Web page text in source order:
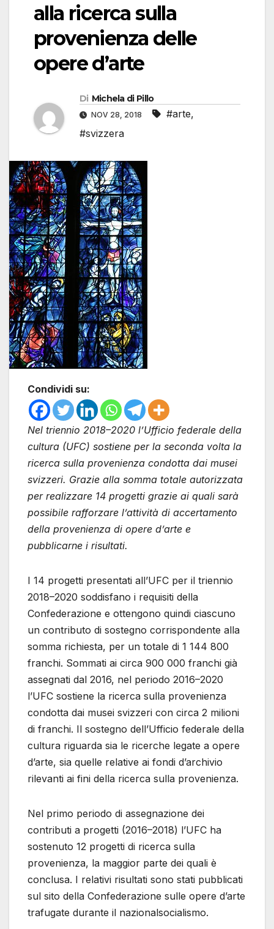
alla ricerca sulla
provenienza delle
opere d’arte
Di Michela di Pillo
NOV 28, 2018 #arte,
#svizzera
Condividi su:
Nel triennio 2018–2020 l’Ufficio federale della
cultura (UFC) sostiene per la seconda volta la
ricerca sulla provenienza condotta dai musei
svizzeri. Grazie alla somma totale autorizzata
per realizzare 14 progetti grazie ai quali sarà
possibile rafforzare l’attività di accertamento
della provenienza di opere d’arte e
pubblicarne i risultati.
I 14 progetti presentati all’UFC per il triennio
2018–2020 soddisfano i requisiti della
Confederazione e ottengono quindi ciascuno
un contributo di sostegno corrispondente alla
somma richiesta, per un totale di 1 144 800
franchi. Sommati ai circa 900 000 franchi già
assegnati dal 2016, nel periodo 2016–2020
l’UFC sostiene la ricerca sulla provenienza
condotta dai musei svizzeri con circa 2 milioni
di franchi. Il sostegno dell’Ufficio federale della
cultura riguarda sia le ricerche legate a opere
d’arte, sia quelle relative ai fondi d’archivio
rilevanti ai fini della ricerca sulla provenienza.
Nel primo periodo di assegnazione dei
contributi a progetti (2016–2018) l’UFC ha
sostenuto 12 progetti di ricerca sulla
provenienza, la maggior parte dei quali è
conclusa. I relativi risultati sono stati pubblicati
sul sito della Confederazione sulle opere d’arte
trafugate durante il nazionalsocialismo.